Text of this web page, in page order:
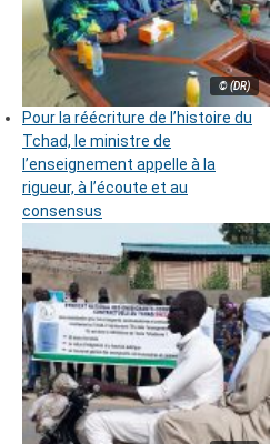
© (DR)
Pour la réécriture de l’histoire du
Tchad, le ministre de
l’enseignement appelle à la
rigueur, à l’écoute et au
consensus